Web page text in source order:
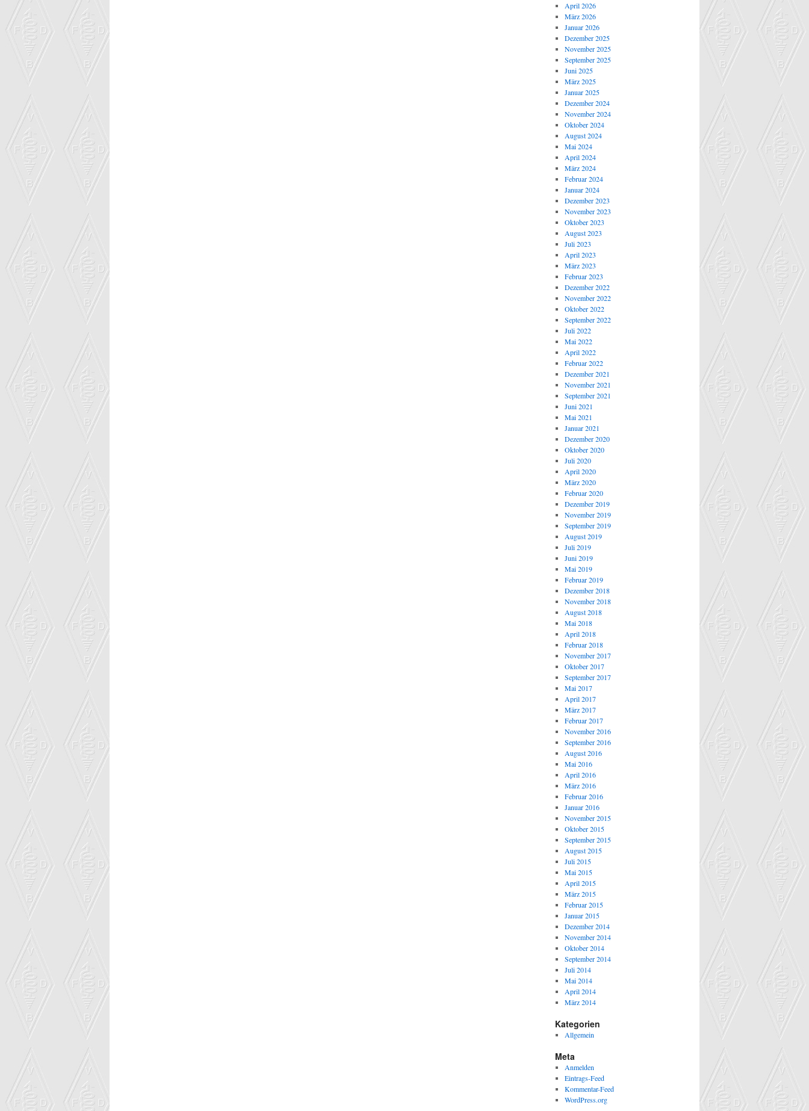
April 2026
März 2026
Januar 2026
Dezember 2025
November 2025
September 2025
Juni 2025
März 2025
Januar 2025
Dezember 2024
November 2024
Oktober 2024
August 2024
Mai 2024
April 2024
März 2024
Februar 2024
Januar 2024
Dezember 2023
November 2023
Oktober 2023
August 2023
Juli 2023
April 2023
März 2023
Februar 2023
Dezember 2022
November 2022
Oktober 2022
September 2022
Juli 2022
Mai 2022
April 2022
Februar 2022
Dezember 2021
November 2021
September 2021
Juni 2021
Mai 2021
Januar 2021
Dezember 2020
Oktober 2020
Juli 2020
April 2020
März 2020
Februar 2020
Dezember 2019
November 2019
September 2019
August 2019
Juli 2019
Juni 2019
Mai 2019
Februar 2019
Dezember 2018
November 2018
August 2018
Mai 2018
April 2018
Februar 2018
November 2017
Oktober 2017
September 2017
Mai 2017
April 2017
März 2017
Februar 2017
November 2016
September 2016
August 2016
Mai 2016
April 2016
März 2016
Februar 2016
Januar 2016
November 2015
Oktober 2015
September 2015
August 2015
Juli 2015
Mai 2015
April 2015
März 2015
Februar 2015
Januar 2015
Dezember 2014
November 2014
Oktober 2014
September 2014
Juli 2014
Mai 2014
April 2014
März 2014
Kategorien
Allgemein
Meta
Anmelden
Eintrags-Feed
Kommentar-Feed
WordPress.org